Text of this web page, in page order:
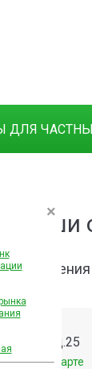
×
ДЛЯ
Отделения
Ленина, д.25
на карте